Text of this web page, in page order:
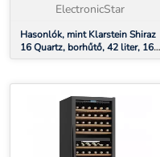
ElectronicStar
Hasonlók, mint Klarstein Shiraz
16 Quartz, borhűtő, 42 liter, 160
W, 5 - 18 °C, érintőképernyős